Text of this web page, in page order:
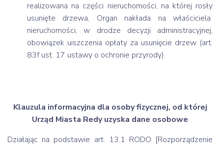
realizowana na części nieruchomości, na której rosły
usunięte drzewa, Organ nakłada na właściciela
nieruchomości, w drodze decyzji administracyjnej,
obowiązek uiszczenia opłaty za usunięcie drzew (art.
83f ust. 17 ustawy o ochronie przyrody).
Klauzula informacyjna dla osoby fizycznej, od której
Urząd Miasta Redy uzyska dane osobowe
Działając na podstawie art. 13.1 RODO [Rozporządzenie